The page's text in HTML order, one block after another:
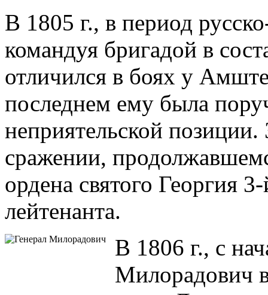
В 1805 г., в период
командуя бригадой в
отличился в боях у
последнем ему была
неприятельской
сражении,
ордена святого Георгия
лейтенанта.
В 1806 г., с
Милорадович